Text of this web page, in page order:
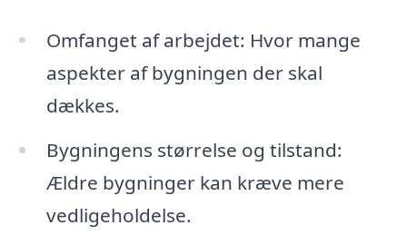
Omfanget af arbejdet: Hvor mange
aspekter af bygningen der skal
dækkes.
Bygningens størrelse og tilstand:
Ældre bygninger kan kræve mere
vedligeholdelse.